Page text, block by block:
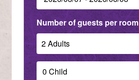
Number of guests per room